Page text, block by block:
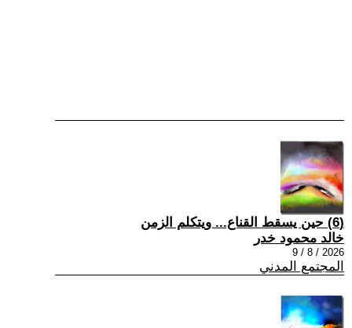
(6) حين يسقط القناع... ويتكلم الزمن
خالد محمود خدر
2026 / 8 / 9
المجتمع المدني